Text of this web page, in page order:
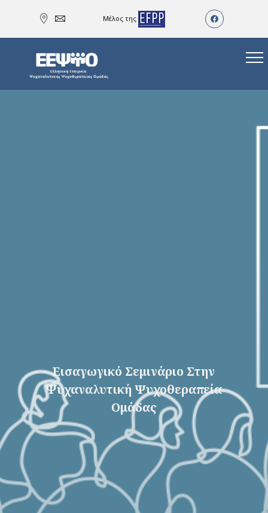
Μέλος της
Εισαγωγικό Σεμινάριο Στην
Ψυχαναλυτική Ψυχοθεραπεία
Ομάδας